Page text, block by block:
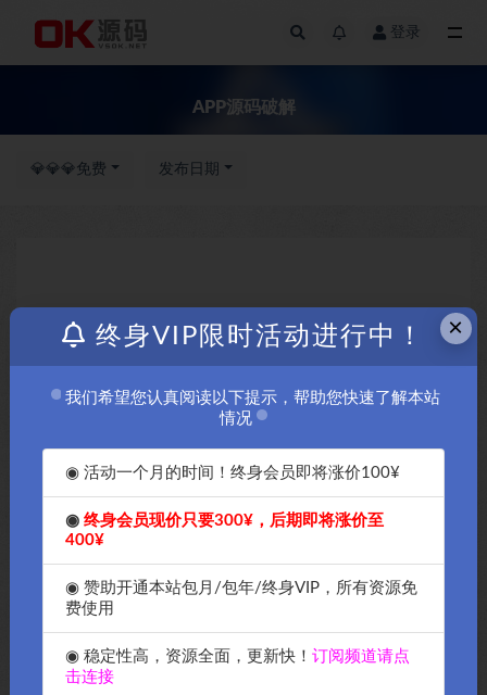
登录
APP源码破解
💎💎💎免费 发布日期
×
终身VIP限时活动进行中！
我们希望您认真阅读以下提示，帮助您快速了解本站
情况
◉ 活动一个月的时间！终身会员即将涨价100¥
◉终身会员现价只要300¥，后期即将涨价至
400¥
◉ 赞助开通本站包月/包年/终身VIP，所有资源免
费使用
◉ 稳定性高，资源全面，更新快！订阅频道请点
击连接